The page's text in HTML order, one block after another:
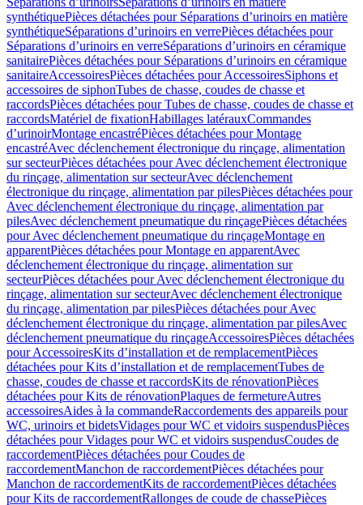
synthétiquePièces détachées pour Séparations d’urinoirs en matière
synthétiqueSéparations d’urinoirs en verrePièces détachées pour
Séparations d’urinoirs en verreSéparations d’urinoirs en céramique
sanitairePièces détachées pour Séparations d’urinoirs en céramique
sanitaireAccessoiresPièces détachées pour AccessoiresSiphons et
accessoires de siphonTubes de chasse, coudes de chasse et
raccordsPièces détachées pour Tubes de chasse, coudes de chasse et
raccordsMatériel de fixationHabillages latérauxCommandes
dʼurinoirMontage encastréPièces détachées pour Montage
encastréAvec déclenchement électronique du rinçage, alimentation
sur secteurPièces détachées pour Avec déclenchement électronique
du rinçage, alimentation sur secteurAvec déclenchement
électronique du rinçage, alimentation par pilesPièces détachées pour
Avec déclenchement électronique du rinçage, alimentation par
pilesAvec déclenchement pneumatique du rinçagePièces détachées
pour Avec déclenchement pneumatique du rinçageMontage en
apparentPièces détachées pour Montage en apparentAvec
déclenchement électronique du rinçage, alimentation sur
secteurPièces détachées pour Avec déclenchement électronique du
rinçage, alimentation sur secteurAvec déclenchement électronique
du rinçage, alimentation par pilesPièces détachées pour Avec
déclenchement électronique du rinçage, alimentation par pilesAvec
déclenchement pneumatique du rinçageAccessoiresPièces détachées
pour AccessoiresKits d’installation et de remplacementPièces
détachées pour Kits d’installation et de remplacementTubes de
chasse, coudes de chasse et raccordsKits de rénovationPièces
détachées pour Kits de rénovationPlaques de fermetureAutres
accessoiresAides à la commandeRaccordements des appareils pour
WC, urinoirs et bidetsVidages pour WC et vidoirs suspendusPièces
détachées pour Vidages pour WC et vidoirs suspendusCoudes de
raccordementPièces détachées pour Coudes de
raccordementManchon de raccordementPièces détachées pour
Manchon de raccordementKits de raccordementPièces détachées
pour Kits de raccordementRallonges de coude de chassePièces